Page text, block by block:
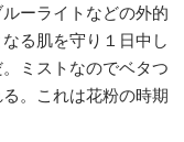
ーライトなどの外的
る肌を守り１日中し
ミストなのでベタつ
。これは花粉の時期